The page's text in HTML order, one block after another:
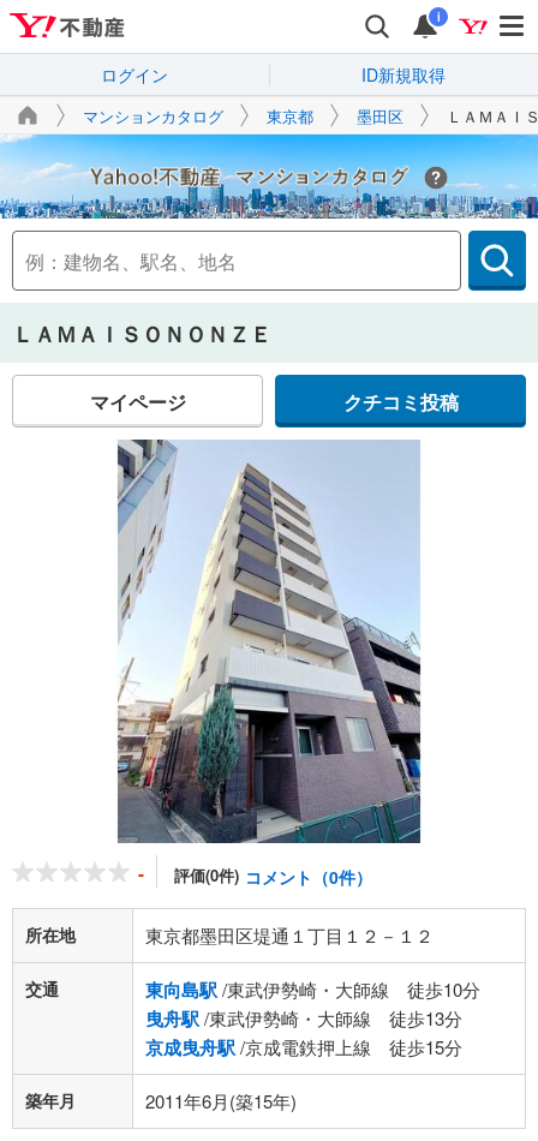
i
ログイン ID新規取得
マンションカタログ 東京都 墨田区 ＬＡＭＡＩ
Yahoo!不動産
ＬＡＭＡＩＳＯＮＯＮＺＥ
マイページ クチコミ投稿
- 評価(0件) コメント（0件）
所在地 東京都墨田区堤通１丁目１２－１２
交通 東向島駅/東武伊勢崎・大師線 徒歩10分
曳舟駅/東武伊勢崎・大師線 徒歩13分
京成曳舟駅/京成電鉄押上線 徒歩15分
築年月 2011年6月(築15年)